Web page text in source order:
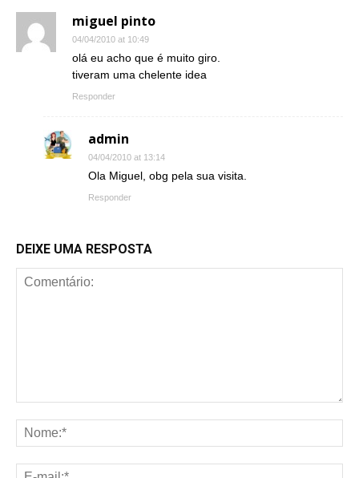
miguel pinto
04/04/2010 at 10:49
olá eu acho que é muito giro.
tiveram uma chelente idea
Responder
admin
04/04/2010 at 13:14
Ola Miguel, obg pela sua visita.
Responder
DEIXE UMA RESPOSTA